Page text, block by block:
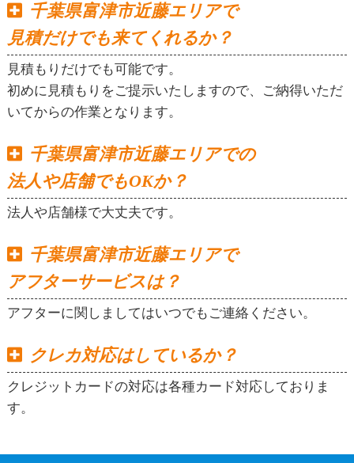
千葉県富津市近藤エリアで
見積だけでも来てくれるか？
見積もりだけでも可能です。
初めに見積もりをご提示いたしますので、ご納得いただ
いてからの作業となります。
千葉県富津市近藤エリアでの
法人や店舗でもOKか？
法人や店舗様で大丈夫です。
千葉県富津市近藤エリアで
アフターサービスは？
アフターに関しましてはいつでもご連絡ください。
クレカ対応はしているか？
クレジットカードの対応は各種カード対応しておりま
す。